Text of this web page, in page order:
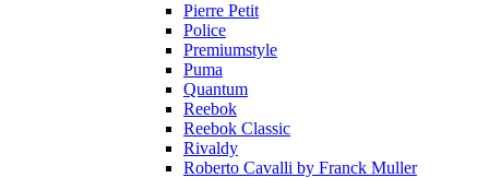
Pierre Petit
Police
Premiumstyle
Puma
Quantum
Reebok
Reebok Classic
Rivaldy
Roberto Cavalli by Franck Muller